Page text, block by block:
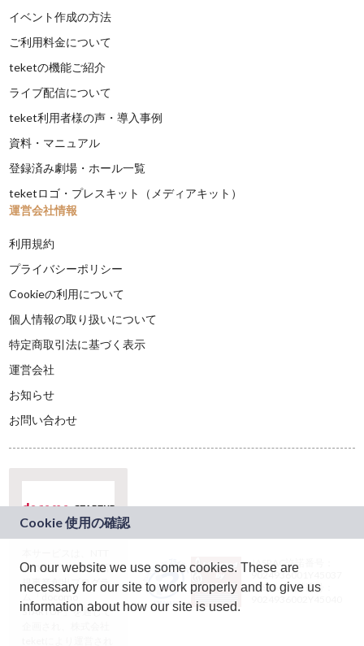
イベント作成の方法
ご利用料金について
teketの機能ご紹介
ライブ配信について
teket利用者様の声・導入事例
資料・マニュアル
登録済み劇場・ホール一覧
teketロゴ・プレスキット（メディアキット）
運営会社情報
利用規約
プライバシーポリシー
Cookieの利用について
個人情報の取り扱いについて
特定商取引法に基づく表示
運営会社
お知らせ
お問い合わせ
ドコモグループの新
規事業創出プログラ
ム「docomo
STARTUP」を通じて
JASRAC許諾番号：
9024936001Y45037
JASRAC許諾番号：
On our website we use some cookies. These are
necessary for our site to work properly and to give us
information about how our site is used.